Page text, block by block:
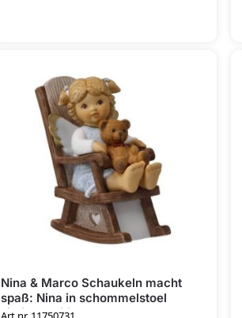
Nina & Marco Schaukeln macht
spaß: Nina in schommelstoel
Limited Edition